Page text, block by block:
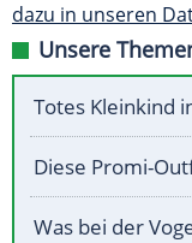
dazu in unseren
Unsere
Totes Kleinkind
Diese Promi-
Was bei der